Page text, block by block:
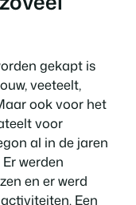
gekapt is
veeteelt,
ook voor het
voor
al in de jaren
werden
en er werd
Een